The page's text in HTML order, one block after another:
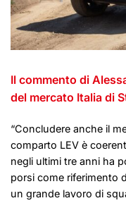
Il commento di
del mercato Italia di
“Concludere anche il
comparto LEV è
negli ultimi tre anni ha
porsi come riferimento
un grande lavoro di